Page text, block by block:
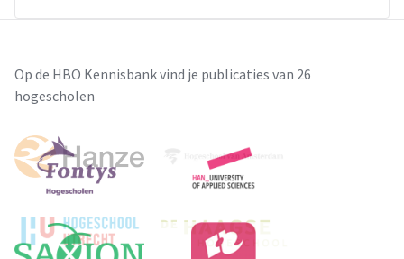
Op de HBO Kennisbank vind je publicaties van 26
hogescholen